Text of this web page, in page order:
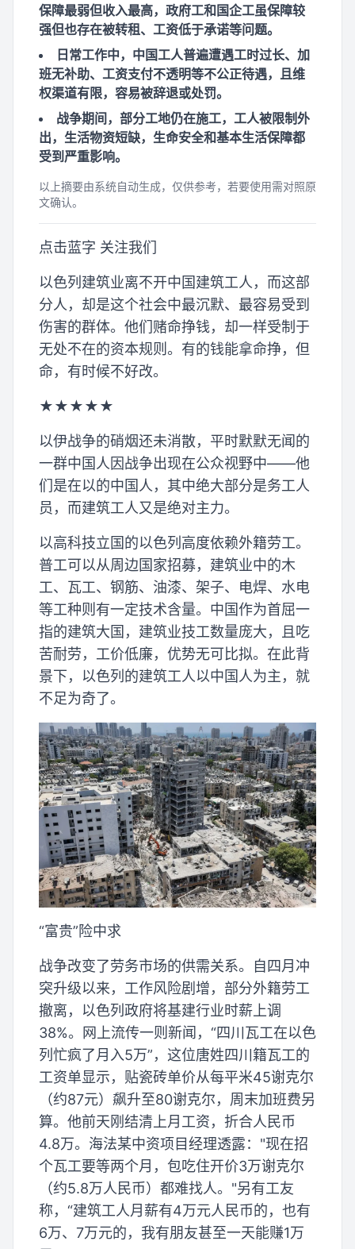
保障最弱但收入最高，政府工和国企工虽保障较
强但也存在被转租、工资低于承诺等问题。
日常工作中，中国工人普遍遭遇工时过长、加
班无补助、工资支付不透明等不公正待遇，且维
权渠道有限，容易被辞退或处罚。
战争期间，部分工地仍在施工，工人被限制外
出，生活物资短缺，生命安全和基本生活保障都
受到严重影响。
以上摘要由系统自动生成，仅供参考，若要使用需对照原
文确认。
点击蓝字 关注我们
以色列建筑业离不开中国建筑工人，而这部
分人，却是这个社会中最沉默、最容易受到
伤害的群体。他们赌命挣钱，却一样受制于
无处不在的资本规则。有的钱能拿命挣，但
命，有时候不好改。
★★★★★
以伊战争的硝烟还未消散，平时默默无闻的
一群中国人因战争出现在公众视野中——他
们是在以的中国人，其中绝大部分是务工人
员，而建筑工人又是绝对主力。
以高科技立国的以色列高度依赖外籍劳工。
普工可以从周边国家招募，建筑业中的木
工、瓦工、钢筋、油漆、架子、电焊、水电
等工种则有一定技术含量。中国作为首屈一
指的建筑大国，建筑业技工数量庞大，且吃
苦耐劳，工价低廉，优势无可比拟。在此背
景下，以色列的建筑工人以中国人为主，就
不足为奇了。
“富贵”险中求
战争改变了劳务市场的供需关系。自四月冲
突升级以来，工作风险剧增，部分外籍劳工
撤离，以色列政府将基建行业时薪上调
38%。网上流传一则新闻，“四川瓦工在以色
列忙疯了月入5万”，这位唐姓四川籍瓦工的
工资单显示，贴瓷砖单价从每平米45谢克尔
（约87元）飙升至80谢克尔，周末加班费另
算。他前天刚结清上月工资，折合人民币
4.8万。海法某中资项目经理透露："现在招
个瓦工要等两个月，包吃住开价3万谢克尔
（约5.8万人民币）都难找人。"另有工友
称，“建筑工人月薪有4万元人民币的，也有
6万、7万元的，我有朋友甚至一天能赚1万